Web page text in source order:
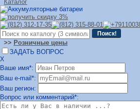
Каталог
>> Розничные цены
ЗАДАТЬ ВОПРОС
Х
Ваше имя*:
Ваш e-mail*:
Ваш регион:
Вопрос или комментарий*: